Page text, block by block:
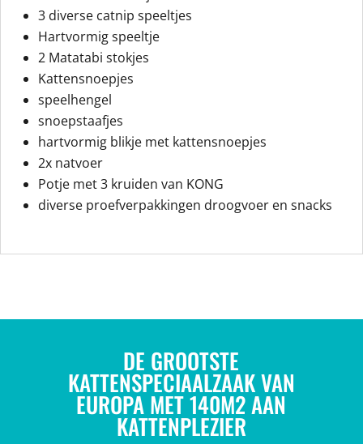
3 diverse catnip speeltjes
Hartvormig speeltje
2 Matatabi stokjes
Kattensnoepjes
speelhengel
snoepstaafjes
hartvormig blikje met kattensnoepjes
2x natvoer
Potje met 3 kruiden van KONG
diverse proefverpakkingen droogvoer en snacks
DE GROOTSTE
KATTENSPECIAALZAAK VAN
EUROPA MET 140M2 AAN
KATTENPLEZIER